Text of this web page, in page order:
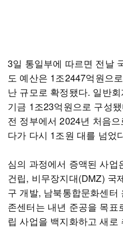
3일 통일부에 따르면 전날
도 예산은 1조2447억원으
난 규모로 확정됐다. 일반
기금 1조23억원으로 구성
전 정부에서 2024년 처음
다가 다시 1조원 대를 넘었
심의 과정에서 증액된 사업
건립, 비무장지대(DMZ) 국
구 개발, 남북통합문화센터
존센터는 내년 준공을 목표
립 사업을 백지화하고 새로